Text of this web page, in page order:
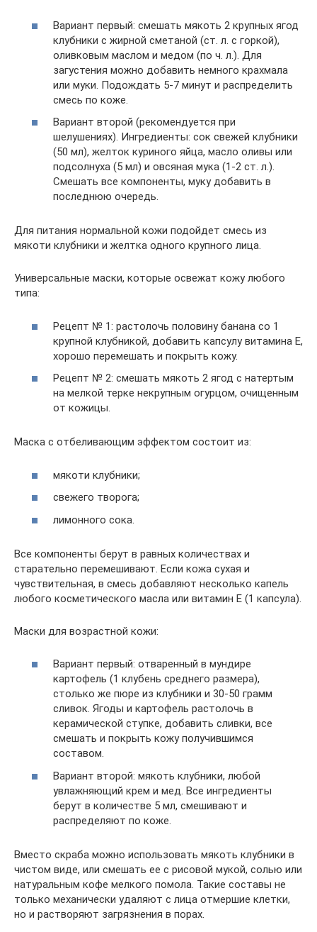
Вариант первый: смешать мякоть 2 крупных ягод
клубники с жирной сметаной (ст. л. с горкой),
оливковым маслом и медом (по ч. л.). Для
загустения можно добавить немного крахмала
или муки. Подождать 5-7 минут и распределить
смесь по коже.
Вариант второй (рекомендуется при
шелушениях). Ингредиенты: сок свежей клубники
(50 мл), желток куриного яйца, масло оливы или
подсолнуха (5 мл) и овсяная мука (1-2 ст. л.).
Смешать все компоненты, муку добавить в
последнюю очередь.
Для питания нормальной кожи подойдет смесь из
мякоти клубники и желтка одного крупного лица.
Универсальные маски, которые освежат кожу любого
типа:
Рецепт № 1: растолочь половину банана со 1
крупной клубникой, добавить капсулу витамина E,
хорошо перемешать и покрыть кожу.
Рецепт № 2: смешать мякоть 2 ягод с натертым
на мелкой терке некрупным огурцом, очищенным
от кожицы.
Маска с отбеливающим эффектом состоит из:
мякоти клубники;
свежего творога;
лимонного сока.
Все компоненты берут в равных количествах и
старательно перемешивают. Если кожа сухая и
чувствительная, в смесь добавляют несколько капель
любого косметического масла или витамин E (1 капсула).
Маски для возрастной кожи:
Вариант первый: отваренный в мундире
картофель (1 клубень среднего размера),
столько же пюре из клубники и 30-50 грамм
сливок. Ягоды и картофель растолочь в
керамической ступке, добавить сливки, все
смешать и покрыть кожу получившимся
составом.
Вариант второй: мякоть клубники, любой
увлажняющий крем и мед. Все ингредиенты
берут в количестве 5 мл, смешивают и
распределяют по коже.
Вместо скраба можно использовать мякоть клубники в
чистом виде, или смешать ее с рисовой мукой, солью или
натуральным кофе мелкого помола. Такие составы не
только механически удаляют с лица отмершие клетки,
но и растворяют загрязнения в порах.